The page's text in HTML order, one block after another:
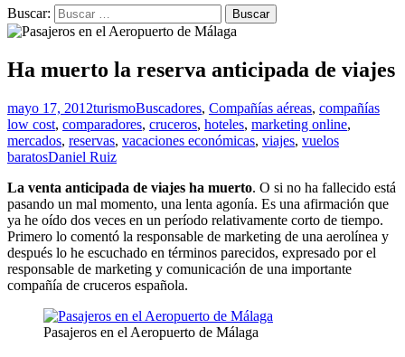
Buscar:
Ha muerto la reserva anticipada de viajes
mayo 17, 2012turismoBuscadores, Compañías aéreas, compañías
low cost, comparadores, cruceros, hoteles, marketing online,
mercados, reservas, vacaciones económicas, viajes, vuelos
baratosDaniel Ruiz
La venta anticipada de viajes ha muerto. O si no ha fallecido está
pasando un mal momento, una lenta agonía. Es una afirmación que
ya he oído dos veces en un período relativamente corto de tiempo.
Primero lo comentó la responsable de marketing de una aerolínea y
después lo he escuchado en términos parecidos, expresado por el
responsable de marketing y comunicación de una importante
compañía de cruceros española.
Pasajeros en el Aeropuerto de Málaga